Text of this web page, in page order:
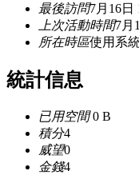
最後訪問7月16日
上次活動時間7月
所在時區使用系
統計信息
已用空間0 B
積分4
威望0
金錢4